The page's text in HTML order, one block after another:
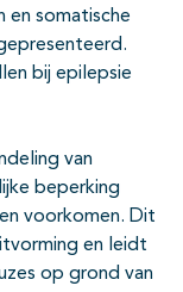
en somatische
bij epilepsie
van
beperking
voorkomen. Dit
en leidt
op grond van